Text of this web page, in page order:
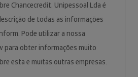
Chancecredit, Unipessoal Lda é
de todas as informações
Pode utilizar a nossa
para obter informações muito
esta e muitas outras empresas.